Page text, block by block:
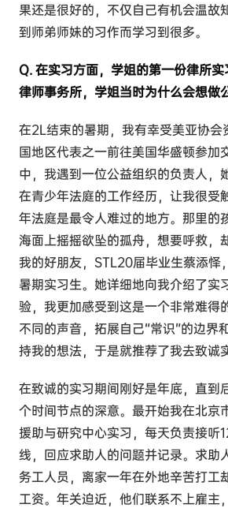
果还是很好的，不仅自己有机会温故
到师弟师妹的习作而学习到很多。
Q. 在实习方面，学姐的第一份律所
律师事务所，学姐当时为什么会想做
在2L结束的暑期，我有幸受美亚协会
国地区代表之一前往美国华盛顿参加
中，我遇到一位公益组织的负责人，
在青少年法庭的工作经历，让我很受
年法庭是最令人难过的地方。那里的
海面上摇摇欲坠的孤舟，想要呼救，
我的好朋友，STL20届毕业生蔡添怿
暑期实习生。她详细地向我介绍了实
验，我更加感受到这是一个非常难得
不同的声音，拓展自己“常识”的边界
持我的想法，于是就推荐了我去致诚
在致诚的实习期间刚好是年底，直到
个时间节点的深意。最开始我在北京
援助与研究中心实习，每天负责接听
线，回应求助人的问题并记录。求助
务工人员，离家一年在外地辛苦打工
工资。年关迫近，他们联系不上雇主